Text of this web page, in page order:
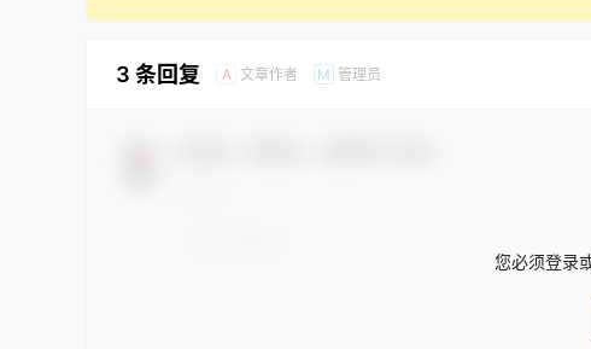
3 条回复 A 文章作者 M 管理员
您必须登录